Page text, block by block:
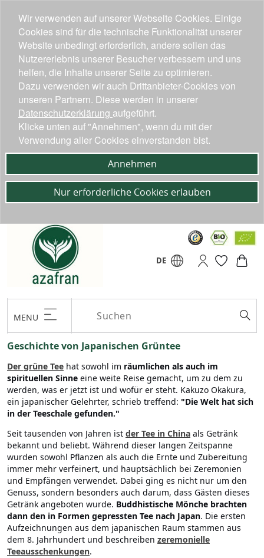
DE
MENU
Geschichte von Japanischen Grüntee
Der grüne Tee hat sowohl im räumlichen als auch im
spirituellen Sinne eine weite Reise gemacht, um zu dem zu
werden, was er jetzt ist und wofür er steht. Kakuzo Okakura,
ein japanischer Gelehrter, schrieb treffend: "Die Welt hat sich
in der Teeschale gefunden."
Seit tausenden von Jahren ist der Tee in China als Getränk
bekannt und beliebt. Während dieser langen Zeitspanne
wurden sowohl Pflanzen als auch die Ernte und Zubereitung
immer mehr verfeinert, und hauptsächlich bei Zeremonien
und Empfängen verwendet. Dabei ging es nicht nur um den
Genuss, sondern besonders auch darum, dass Gästen dieses
Getränk angeboten wurde. Buddhistische Mönche brachten
dann den in Formen gepressten Tee nach Japan. Die ersten
Aufzeichnungen aus dem japanischen Raum stammen aus
dem 8. Jahrhundert und beschreiben zeremonielle
Teeausschenkungen.
Wir verwenden auf unserer Webseite Cookies. Einige
Cookies sind für die technische Funktionalität unserer
Website unbedingt erforderlich, andere sollen das
Nutzererlebnis unserer Besucher verbessern und uns
helfen, die Inhalte unserer Seite zu optimieren.
Dazu verwenden wir auch Drittanbieter-Cookies von
unseren Partnern. Diese werden in unserer
Datenschutzerklärung aufgeführt.
Klicke unten auf "Annehmen", wenn du mit der
Verwendung aller Cookies einverstanden bist.
Annehmen
Nur erforderliche Cookies erlauben